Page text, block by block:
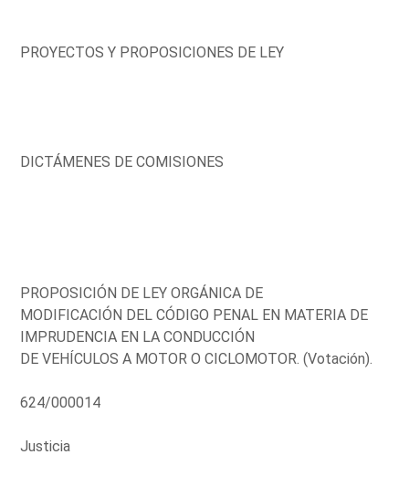
PROYECTOS Y PROPOSICIONES DE LEY
DICTÁMENES DE COMISIONES
PROPOSICIÓN DE LEY ORGÁNICA DE
MODIFICACIÓN DEL CÓDIGO PENAL EN MATERIA DE
IMPRUDENCIA EN LA CONDUCCIÓN
DE VEHÍCULOS A MOTOR O CICLOMOTOR. (Votación).
624/000014
Justicia